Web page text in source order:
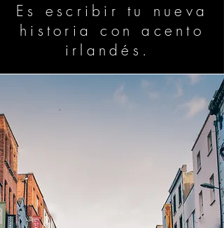
Es escribir tu nueva
historia con acento
irlandés.